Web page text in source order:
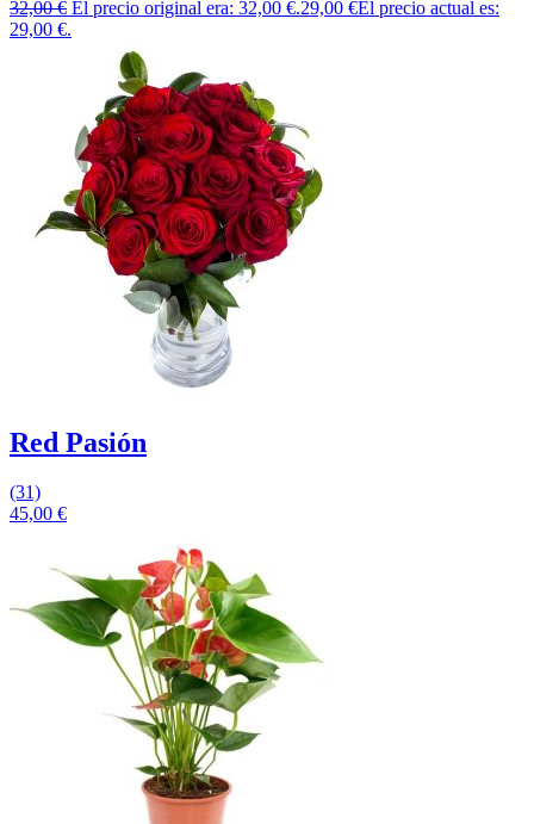
32,00€ El precio original era: 32,00 €.29,00 €El precio actual es:
29,00 €.
Red Pasión
(31)
45,00 €